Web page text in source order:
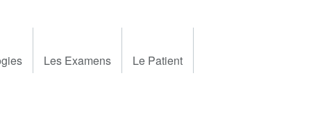
Les Examens Le Patient